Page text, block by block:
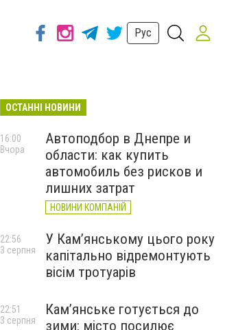
Рус
ОСТАННІ НОВИНИ
Автоподбор в Днепре и
области: как купить
автомобиль без рисков и
лишних затрат
НОВИНИ КОМПАНІЙ
16:00
Вчора
У Кам’янському цього року
капітально відремонтують
вісім тротуарів
22:56
3 серпня
Кам’янське готується до
зими: місто посилює
22:51
3 серпня